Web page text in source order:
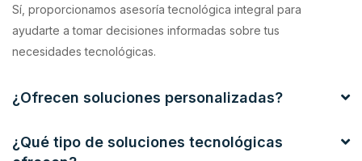
Sí, proporcionamos asesoría tecnológica integral para
ayudarte a tomar decisiones informadas sobre tus
necesidades tecnológicas.
¿Ofrecen soluciones personalizadas?
¿Qué tipo de soluciones tecnológicas